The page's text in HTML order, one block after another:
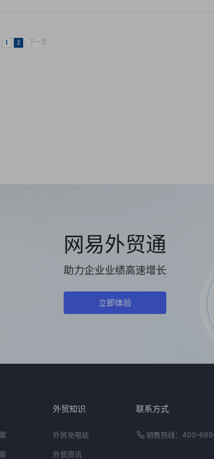
1 2 下一页
网易外贸通
助力企业业绩高速增长
立即体验
外贸知识
外贸充电站
外贸资讯
联系方式
销售热线：400-